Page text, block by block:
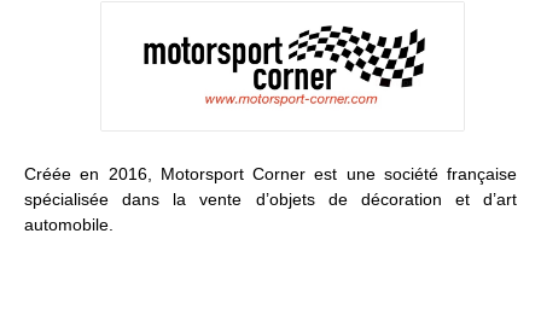
Créée en 2016, Motorsport Corner est une société française
spécialisée dans la vente d’objets de décoration et d’art
automobile.